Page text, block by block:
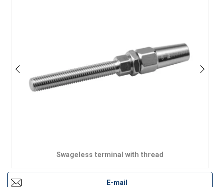
Swageless terminal with thread
E-mail